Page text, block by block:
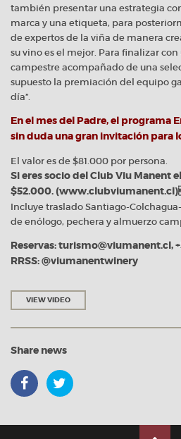
también presentar una estrategia
marca y una etiqueta, para
de expertos de la viña de manera
su vino es el mejor. Para finalizar
campestre acompañado de una
supuesto la premiación del equipo
día”.
En el mes del Padre, el programa
sin duda una gran invitación para
El valor es de $81.000 por persona.
Si eres socio del Club Viu Manent
$52.000.
Incluye traslado Santiago-
de enólogo, pechera y almuerzo
Reservas: turismo@viumanent.cl,
RRSS: @viumanentwinery
VIEW VIDEO
Share news